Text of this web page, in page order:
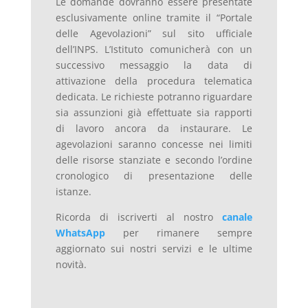
esclusivamente online tramite il “Portale
delle Agevolazioni” sul sito ufficiale
dell’INPS. L’Istituto comunicherà con un
successivo messaggio la data di
attivazione della procedura telematica
dedicata. Le richieste potranno riguardare
sia assunzioni già effettuate sia rapporti
di lavoro ancora da instaurare. Le
agevolazioni saranno concesse nei limiti
delle risorse stanziate e secondo l’ordine
cronologico di presentazione delle
istanze.
Ricorda di iscriverti al nostrocanale
WhatsApp
per rimanere sempre
aggiornato sui nostri servizi e le ultime
novità.